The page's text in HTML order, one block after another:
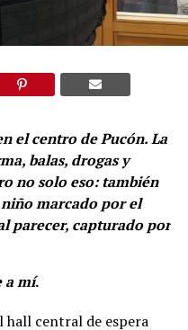
el centro de Pucón. La
balas, drogas y
no solo eso: también
marcado por el
parecer, capturado por
a mí.
hall central de espera